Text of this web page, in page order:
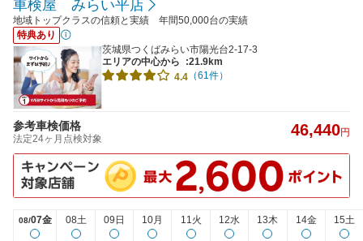
車検屋 みらい平店
地域トップクラスの信頼と実績 年間50,000台の実績
特典あり
茨城県つくばみらい市陽光台2-17-3
エリアの中心から
:21.9km
4.4 （61件）
参考車検価格
法定24ヶ月点検対象 46,440円
08/07金 08土 09日 10月 11火 12水 13木 14金 15土